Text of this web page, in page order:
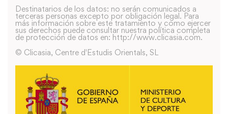
Destinatarios de los datos: no serán comunicados a
terceras personas excepto por obligación legal. Para
más información sobre este tratamiento y como ejercer
sus derechos puede consultar nuestra política completa
de protección de datos en: http://www.clicasia.com.
© Clicasia, Centre d'Estudis Orientals, SL